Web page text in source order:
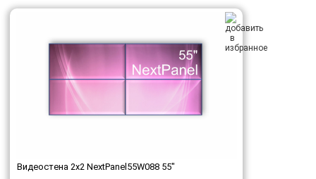
Видеостена 2x2 NextPanel55W088 55"